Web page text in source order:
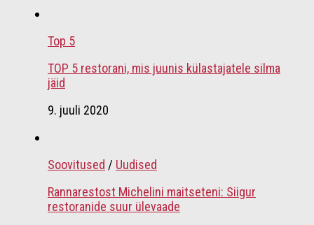
Top 5
TOP 5 restorani, mis juunis külastajatele silma
jäid
9. juuli 2020
Soovitused / Uudised
Rannarestost Michelini maitseteni: Siigur
restoranide suur ülevaade